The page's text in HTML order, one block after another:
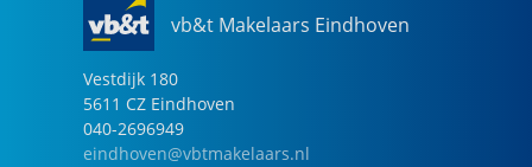
vb&t Makelaars Eindhoven
Vestdijk 180
5611 CZ Eindhoven
040-2696949
eindhoven@vbtmakelaars.nl